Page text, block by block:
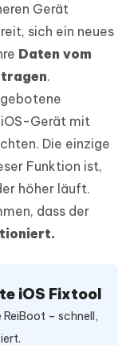
Gerät
sich ein neues
Daten vom
.
iOS-Gerät mit
Die einzige
Funktion ist,
höher läuft.
dass der
iOS Fixtool
– schnell,